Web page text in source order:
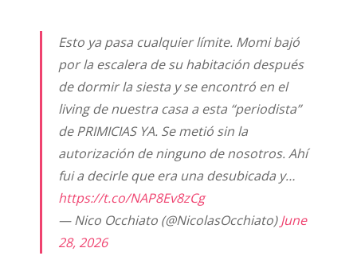
Esto ya pasa cualquier límite. Momi bajó
por la escalera de su habitación después
de dormir la siesta y se encontró en el
living de nuestra casa a esta “periodista”
de PRIMICIAS YA. Se metió sin la
autorización de ninguno de nosotros. Ahí
fui a decirle que era una desubicada y…
https://t.co/NAP8Ev8zCg
— Nico Occhiato (@NicolasOcchiato)June
28, 2026